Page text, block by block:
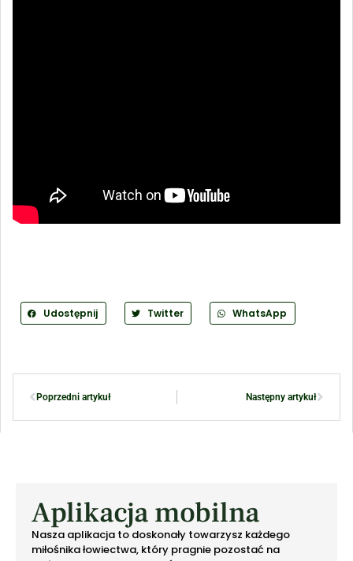
Udostępnij Twitter WhatsApp
Poprzedni artykuł Następny artykuł
Aplikacja mobilna
Nasza aplikacja to doskonały towarzysz każdego
miłośnika łowiectwa, który pragnie pozostać na